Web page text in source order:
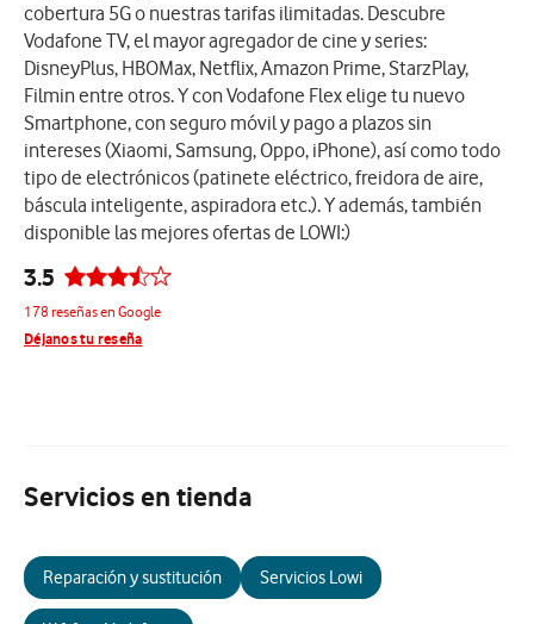
cobertura 5G o nuestras tarifas ilimitadas. Descubre
Vodafone TV, el mayor agregador de cine y series:
DisneyPlus, HBOMax, Netflix, Amazon Prime, StarzPlay,
Filmin entre otros. Y con Vodafone Flex elige tu nuevo
Smartphone, con seguro móvil y pago a plazos sin
intereses (Xiaomi, Samsung, Oppo, iPhone), así como todo
tipo de electrónicos (patinete eléctrico, freidora de aire,
báscula inteligente, aspiradora etc.). Y además, también
disponible las mejores ofertas de LOWI:)
3.5
178 reseñas en Google
Déjanos tu reseña
Servicios en tienda
Reparación y sustitución Servicios Lowi